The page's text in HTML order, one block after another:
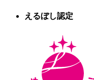
えるぼし認定